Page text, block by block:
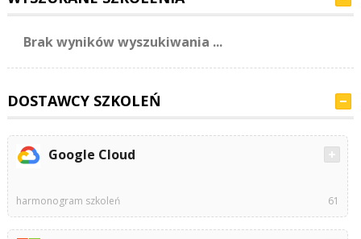
Brak wyników wyszukiwania ...
DOSTAWCY SZKOLEŃ
Google Cloud
harmonogram szkoleń 61